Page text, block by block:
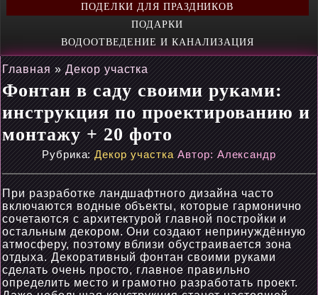
ПОДЕЛКИ ДЛЯ ПРАЗДНИКОВ
ПОДАРКИ
ВОДООТВЕДЕНИЕ И КАНАЛИЗАЦИЯ
Главная » Декор участка
Фонтан в саду своими руками:
инструкция по проектированию и
монтажу + 20 фото
Рубрика: Декор участка Автор: Александр
При разработке ландшафтного дизайна часто
включаются водные объекты, которые гармонично
сочетаются с архитектурой главной постройки и
остальным декором. Они создают непринуждённую
атмосферу, поэтому вблизи обустраивается зона
отдыха. Декоративный фонтан своими руками
сделать очень просто, главное правильно
определить место и грамотно разработать проект.